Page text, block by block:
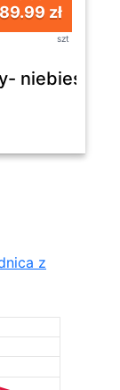
89.99 zł
szt
niebieski
z